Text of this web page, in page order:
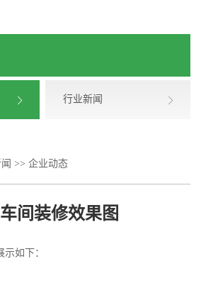
行业新闻
>> 企业动态
间装修效果图
如下：